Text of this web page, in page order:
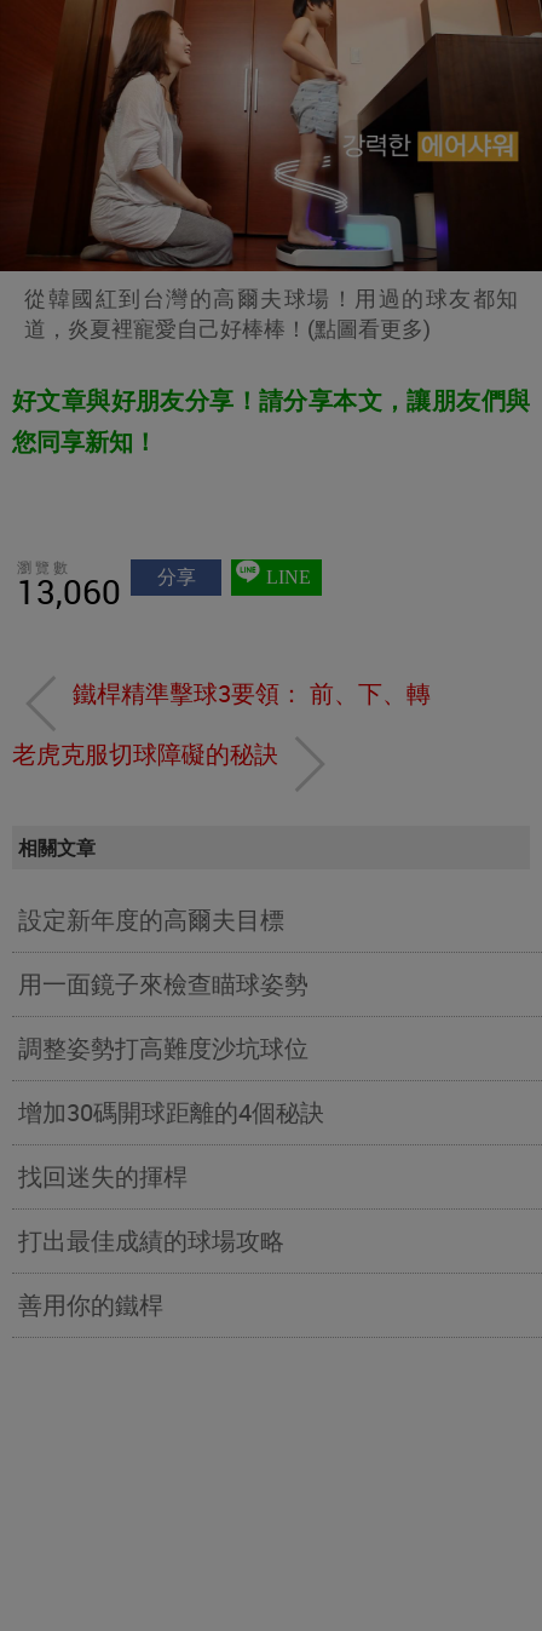
從韓國紅到台灣的高爾夫球場！用過的球友都知
道，炎夏裡寵愛自己好棒棒！(點圖看更多)
好文章與好朋友分享！請分享本文，讓朋友們與
您同享新知！
瀏覽數
13,060 分享 LINE
鐵桿精準擊球3要領： 前、下、轉
老虎克服切球障礙的秘訣
相關文章
設定新年度的高爾夫目標
用一面鏡子來檢查瞄球姿勢
調整姿勢打高難度沙坑球位
增加30碼開球距離的4個秘訣
找回迷失的揮桿
打出最佳成績的球場攻略
善用你的鐵桿